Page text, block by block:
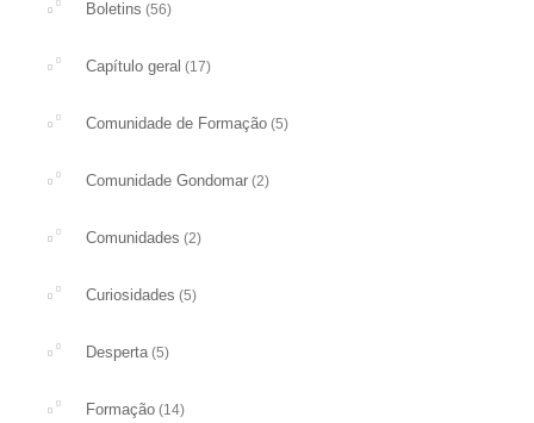
Boletins (56)
Capítulo geral (17)
Comunidade de Formação (5)
Comunidade Gondomar (2)
Comunidades (2)
Curiosidades (5)
Desperta(5)
Formação (14)